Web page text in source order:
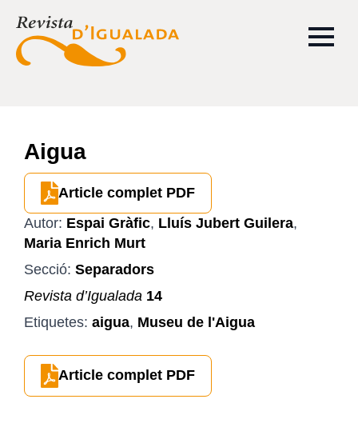
Aigua
Article complet PDF
Autor: Espai Gràfic, Lluís Jubert Guilera,
Maria Enrich Murt
Secció: Separadors
Revista d’Igualada 14
Etiquetes: aigua, Museu de l'Aigua
Article complet PDF